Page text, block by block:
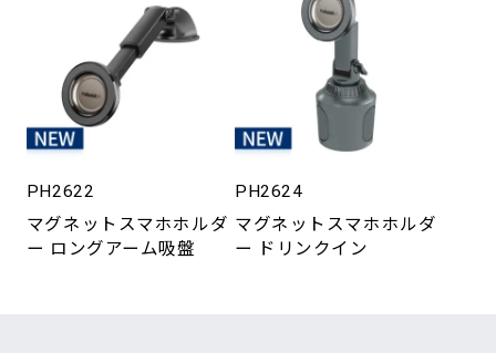
PH2622
マグネットスマホホルダ
ー ロングアーム吸盤
PH2624
マグネットスマホホルダ
ー ドリンクイン